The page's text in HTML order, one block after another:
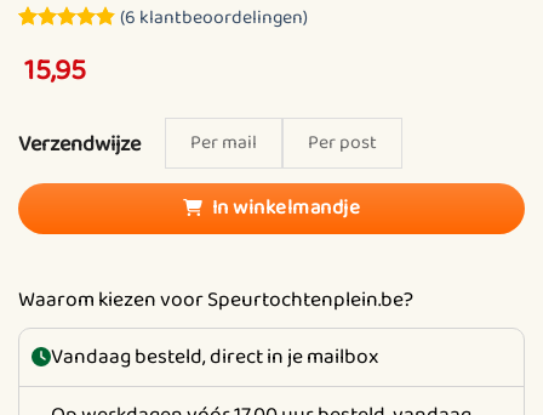
4.83 op 5
gebaseerd
(6 klantbeoordelingen)
15,95
Verzendwijze Per mail Per post
In winkelmandje
Waarom kiezen voor Speurtochtenplein.be?
Vandaag besteld, direct in je mailbox